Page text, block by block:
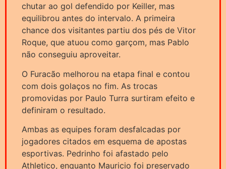
chutar ao gol defendido por Keiller, mas
equilibrou antes do intervalo. A primeira
chance dos visitantes partiu dos pés de Vitor
Roque, que atuou como garçom, mas Pablo
não conseguiu aproveitar.
O Furacão melhorou na etapa final e contou
com dois golaços no fim. As trocas
promovidas por Paulo Turra surtiram efeito e
definiram o resultado.
Ambas as equipes foram desfalcadas por
jogadores citados em esquema de apostas
esportivas. Pedrinho foi afastado pelo
Athletico, enquanto Mauricio foi preservado